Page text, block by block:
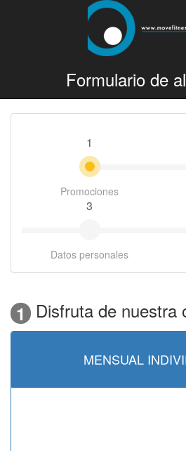
Formulario de
1
Promociones
3
Datos personales
1 Disfruta de nuestra
MENSUAL